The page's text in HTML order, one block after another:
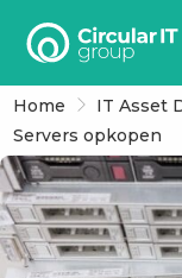
Circular
group
–
NL
Home IT Asset
Servers opkopen